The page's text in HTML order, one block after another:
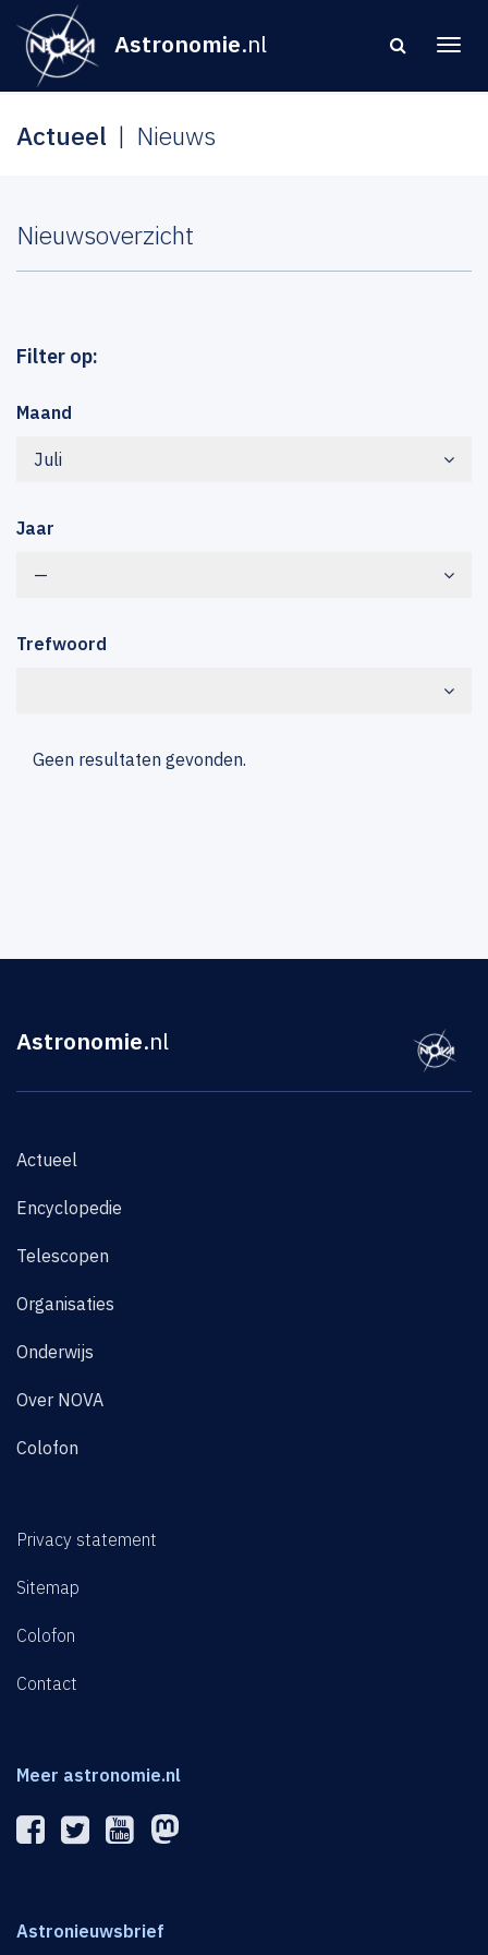
Astronomie.nl
Actueel Nieuws
Nieuwsoverzicht
Filter op:
Maand
Juli
Jaar
—
Trefwoord
Geen resultaten gevonden.
Astronomie.nl
Actueel
Encyclopedie
Telescopen
Organisaties
Onderwijs
Over NOVA
Colofon
Privacy statement
Sitemap
Colofon
Contact
Meer astronomie.nl
Astronieuwsbrief